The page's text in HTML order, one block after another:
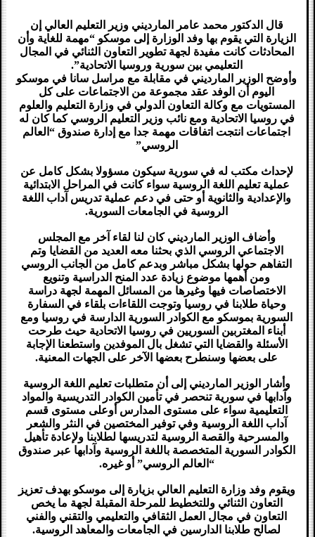
قال الدكتور محمد عامر المارديني وزير التعليم العالي إن
الزيارة التي يقوم بها وفد الوزارة إلى موسكو “مهمة للغاية وأن
المحادثات كانت مفيدة لجهة تطوير التعاون الثنائي في المجال
التعليمي بين سورية وروسيا الاتحادية”.
وأوضح الوزير المارديني في مقابلة مع مراسل سانا في موسكو
اليوم أن الوفد عقد مجموعة من الاجتماعات على كل
المستويات مع وكالة التعاون الدولي في وزارة التعليم والعلوم
في روسيا الاتحادية ومع نائب وزير التعليم الروسي كما كان له
اجتماعات انتجت اتفاقات مهمة جدا مع إدارة صندوق “العالم
الروسي”
لإحداث مكتب له في سورية سيكون مسؤولا بشكل كامل عن
عملية تعليم اللغة الروسية سواء كانت في المراحل الابتدائية
والإعدادية والثانوية أو حتى في دعم عملية تدريس آداب اللغة
الروسية في الجامعات السورية.
وأضاف الوزير المارديني كان لنا لقاء آخر مع المجلس
الاجتماعي الروسي الذي بحثنا معه العديد من القضايا وتم
التفاهم حولها بشكل مباشر وبدعم كامل من الجانب الروسي
ومن أهمها موضوع زيادة عدد المنح الدراسية وتنويع
الاختصاصات فيها وغيرها من المسائل المهمة لجهة دراسة
وحياة طلابنا في روسيا وتوجت اللقاءات بلقاء في السفارة
السورية بموسكو مع الكوادر السورية الدارسة في روسيا ومع
أبناء المغتربين السوريين في روسيا الاتحادية حيث طرحت
الأسئلة والقضايا التي تشغل بال الموفدين واستطعنا الإجابة
على بعضها وسنطرح بعضها الآخر على الجهات المعنية.
وأشار الوزير المارديني إلى أن متطلبات تعليم اللغة الروسية
وآدابها في سورية تنحصر في تأمين الكوادر التدريسية والمواد
التعليمية سواء على مستوى المدارس أوعلى مستوى قسم
آداب اللغة الروسية وفي توفير المختصين في النثر والشعر
والمسرحية والقصة الروسية لتدريسها لطلابنا ولإعادة تأهيل
الكوادر السورية المتخصصة باللغة الروسية وآدابها عبر صندوق
“العالم الروسي” أو غيره.
ويقوم وفد وزارة التعليم العالي بزيارة إلى موسكو بهدف تعزيز
التعاون الثنائي وللتخطيط للمرحلة المقبلة لجهة ما يخص
التعاون في مجال العمل الثقافي والتعليمي والتقني والفني
لصالح طلابنا الدارسين في الجامعات والمعاهد الروسية.